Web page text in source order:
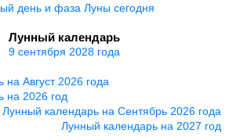
день и фаза Луны сегодня
Лунный календарь
9 сентября 2028 года
Август 2026 года
на 2026 год
Лунный календарь на Сентябрь 2026 года
Лунный календарь на 2027 год